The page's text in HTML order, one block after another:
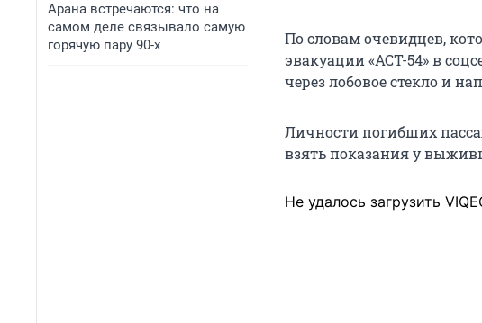
Арана встречаются: что на
самом деле связывало самую
горячую пару 90-х
По словам очевидцев,
эвакуации «АСТ-54» в
через лобовое стекло и
Личности погибших
взять показания у
Не удалось загрузить